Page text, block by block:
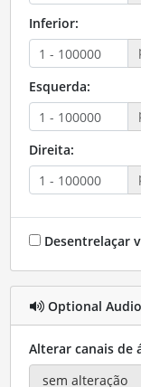
Inferior:
Esquerda:
Direita:
Desentrelaçar
Optional
Alterar canais de